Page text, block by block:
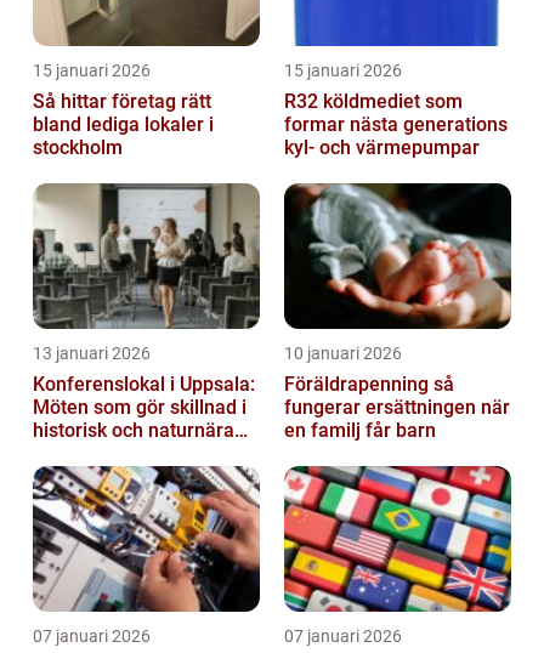
15 januari 2026
Så hittar företag rätt
bland lediga lokaler i
stockholm
15 januari 2026
R32 köldmediet som
formar nästa generations
kyl- och värmepumpar
13 januari 2026
Konferenslokal i Uppsala:
Möten som gör skillnad i
historisk och naturnära
10 januari 2026
Föräldrapenning så
fungerar ersättningen när
en familj får barn
07 januari 2026 07 januari 2026